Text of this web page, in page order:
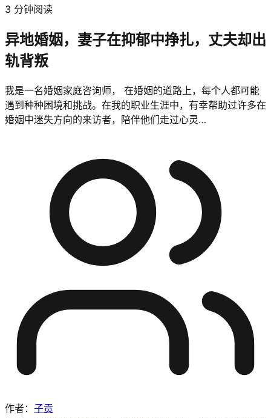
3 分钟阅读
异地婚姻，妻子在抑郁中挣扎，丈夫却出
轨背叛
我是一名婚姻家庭咨询师， 在婚姻的道路上，每个人都可能
遇到种种困境和挑战。在我的职业生涯中，有幸帮助过许多在
婚姻中迷失方向的来访者，陪伴他们走过心灵…
作者： 子贡